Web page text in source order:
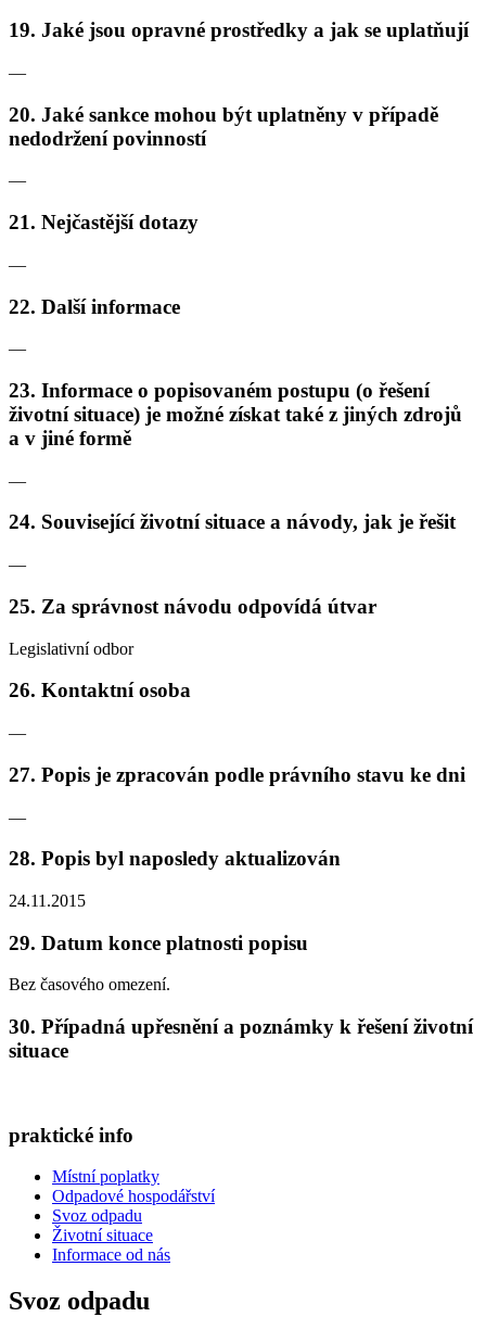
19. Jaké jsou opravné prostředky a jak se uplatňují
—
20. Jaké sankce mohou být uplatněny v případě
nedodržení povinností
—
21. Nejčastější dotazy
—
22. Další informace
—
23. Informace o popisovaném postupu (o řešení
životní situace) je možné získat také z jiných zdrojů
a v jiné formě
—
24. Související životní situace a návody, jak je řešit
—
25. Za správnost návodu odpovídá útvar
Legislativní odbor
26. Kontaktní osoba
—
27. Popis je zpracován podle právního stavu ke dni
—
28. Popis byl naposledy aktualizován
24.11.2015
29. Datum konce platnosti popisu
Bez časového omezení.
30. Případná upřesnění a poznámky k řešení životní
situace
praktické info
Místní poplatky
Odpadové hospodářství
Svoz odpadu
Životní situace
Informace od nás
Svoz odpadu